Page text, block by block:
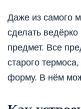
Даже из самого
сделать
предмет. Все
старого
форму. В нём